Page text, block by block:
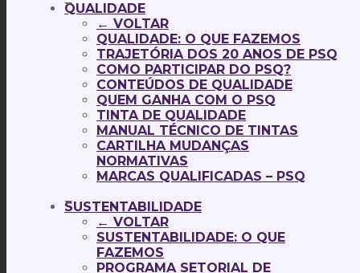
QUALIDADE
← VOLTAR
QUALIDADE: O QUE FAZEMOS
TRAJETÓRIA DOS 20 ANOS DE PSQ
COMO PARTICIPAR DO PSQ?
CONTEÚDOS DE QUALIDADE
QUEM GANHA COM O PSQ
TINTA DE QUALIDADE
MANUAL TÉCNICO DE TINTAS
CARTILHA MUDANÇAS
NORMATIVAS
MARCAS QUALIFICADAS – PSQ
SUSTENTABILIDADE
← VOLTAR
SUSTENTABILIDADE: O QUE
FAZEMOS
PROGRAMA SETORIAL DE